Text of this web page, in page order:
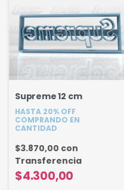
Supreme 12 cm
HASTA 20% OFF
COMPRANDO EN
CANTIDAD
$4.300,00
$3.870,00 con
Transferencia